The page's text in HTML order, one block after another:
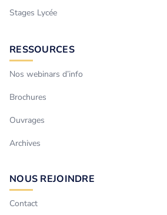
Stages Lycée
RESSOURCES
Nos webinars d’info
Brochures
Ouvrages
Archives
NOUS REJOINDRE
Contact